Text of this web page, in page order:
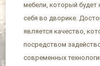
мебели, который будет
себя во дворике.
является качество,
посредством
современных